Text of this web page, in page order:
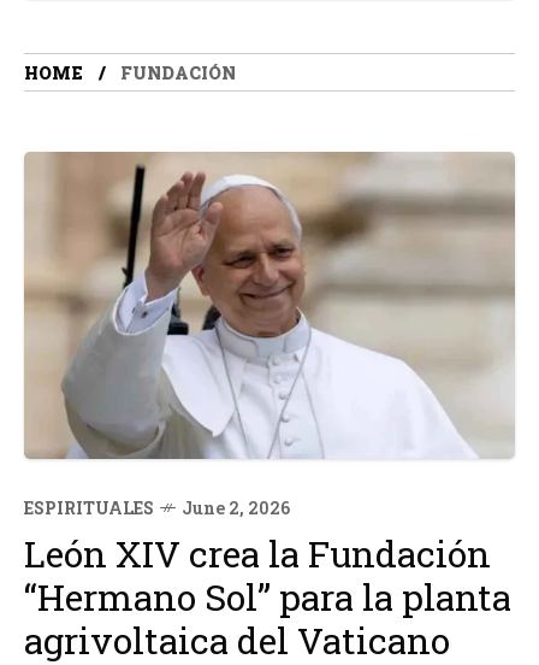
HOME FUNDACIÓN
ESPIRITUALES June 2, 2026
León XIV crea la Fundación
“Hermano Sol” para la planta
agrivoltaica del Vaticano